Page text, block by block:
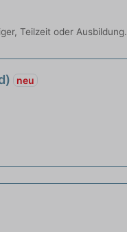
Teilzeit oder Ausbildung.
neu